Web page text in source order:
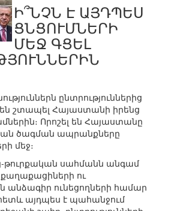
Ի՞ՆՉՆ Է ԱՅԴՊԵՍ
ՑՆՑՈՒՄՆԵՐԻ
ՄԵՋ ԳՑԵԼ
ընտրություններից
շտապել Հայաստանի իրենց
Որոշել են Հայաստանը
ծագման ապրանքները
մեջ։
թուրքական սահմանն անգամ
քաղաքացիների ու
ունեցողների համար
այդպես է պահանջում